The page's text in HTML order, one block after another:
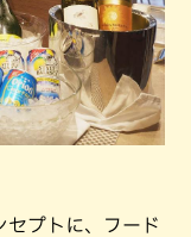
セプトに、フード